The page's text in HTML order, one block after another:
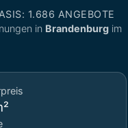
1.686 ANGEBOTE
in Brandenburg im